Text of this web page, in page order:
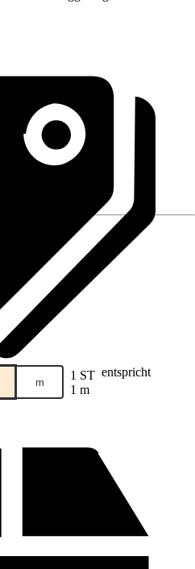
m 1 ST entspricht
1 m